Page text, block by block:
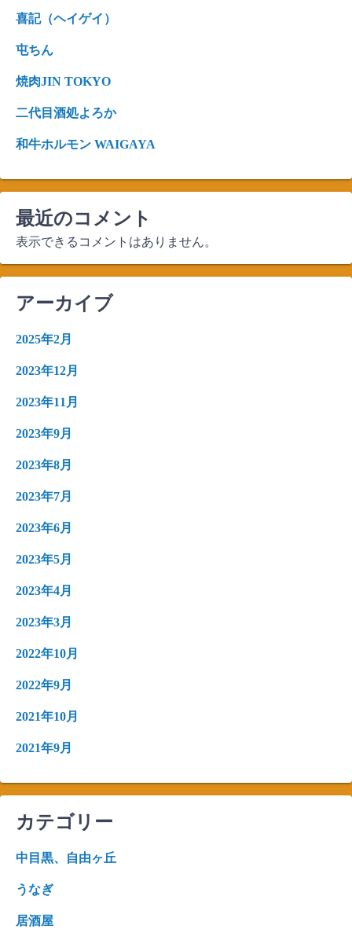
喜記（ヘイゲイ）
屯ちん
焼肉JIN TOKYO
二代目酒処よろか
和牛ホルモン WAIGAYA
最近のコメント
表示できるコメントはありません。
アーカイブ
2025年2月
2023年12月
2023年11月
2023年9月
2023年8月
2023年7月
2023年6月
2023年5月
2023年4月
2023年3月
2022年10月
2022年9月
2021年10月
2021年9月
カテゴリー
中目黒、自由ヶ丘
うなぎ
居酒屋